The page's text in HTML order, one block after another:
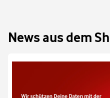
News aus dem